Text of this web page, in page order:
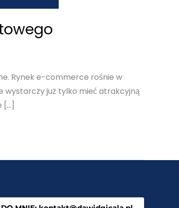
Rynek e-commerce rośnie w
wystarczy już tylko mieć atrakcyjną
[…]